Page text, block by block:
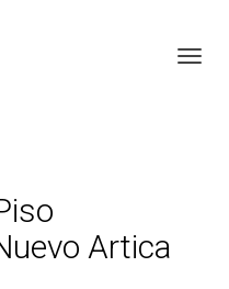
Artica